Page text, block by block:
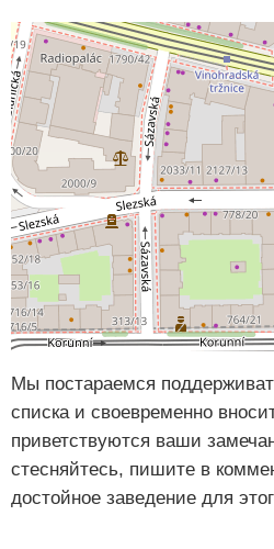
Мы постараемся
списка и своевременно
приветствуются ваши
стесняйтесь, пишите в
достойное заведение для